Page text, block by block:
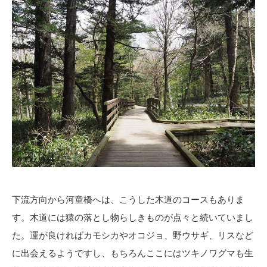
下流方向から河童橋へは、こうした木道のコースもありま
す。木道には猿の落とし物らしきものが点々と続いていまし
た。運が良ければカモシカやオコジョ、野ウサギ、リスなど
に出会えるようですし、もちろんここにはツキノワグマも生